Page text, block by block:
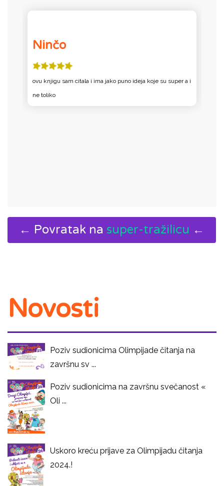
Ninčo
ovu knjigu sam citala i ima jako puno ideja koje su super a i
ne toliko
← Povratak na super-tražilicu ←
Novosti
Poziv sudionicima Olimpijade čitanja na
završnu sv ...
Poziv sudionicima na završnu svečanost «
Oli ...
Uskoro kreću prijave za Olimpijadu čitanja
2024.!